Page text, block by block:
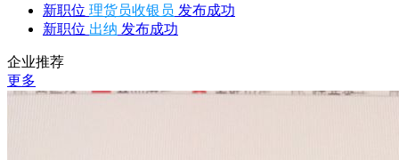
新职位 理货员收银员 发布成功
新职位 出纳 发布成功
企业推荐
更多